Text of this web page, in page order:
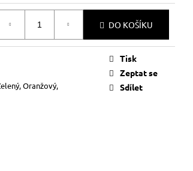
DO KOŠÍKU
Oranžový,
Tisk
Zeptat se
Sdílet